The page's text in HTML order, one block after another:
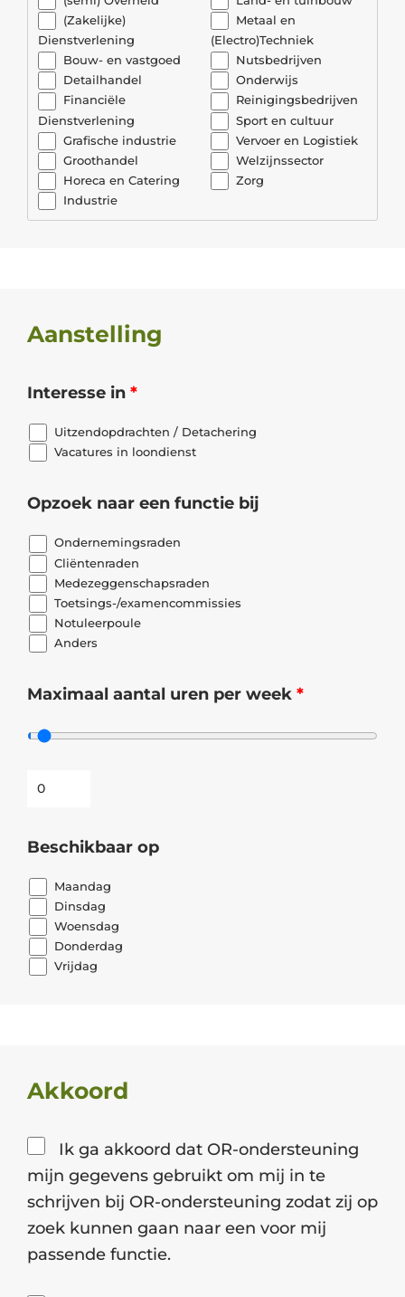
(Zakelijke)
Dienstverlening
Bouw- en vastgoed
Detailhandel
Financiële
Dienstverlening
Grafische industrie
Groothandel
Horeca en Catering
Industrie
Metaal en
(Electro)Techniek
Nutsbedrijven
Onderwijs
Reinigingsbedrijven
Sport en cultuur
Vervoer en Logistiek
Welzijnssector
Zorg
Aanstelling
Interesse in *
Uitzendopdrachten / Detachering
Vacatures in loondienst
Opzoek naar een functie bij
Ondernemingsraden
Cliëntenraden
Medezeggenschapsraden
Toetsings-/examencommissies
Notuleerpoule
Anders
Maximaal aantal uren per week *
Beschikbaar op
Maandag
Dinsdag
Woensdag
Donderdag
Vrijdag
Akkoord
Ik ga akkoord dat OR-ondersteuning
mijn gegevens gebruikt om mij in te
schrijven bij OR-ondersteuning zodat zij op
zoek kunnen gaan naar een voor mij
passende functie.